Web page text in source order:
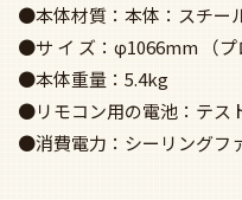
●本体材質：本体：スチー
●サ イ ズ：φ1066mm （
●本体重量：5.4kg
●リモコン用の電池：テス
●消費電力：シーリングフ